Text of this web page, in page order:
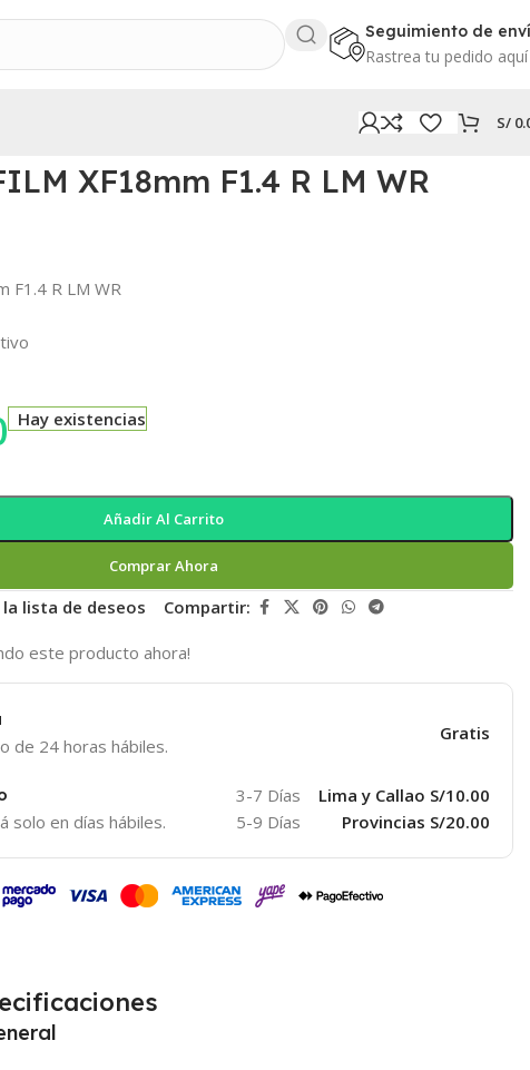
Seguimiento de
Rastrea tu pedido aquí
S/
XF18mm F1.4 R LM WR
F1.4 R LM WR
Hay existencias
Añadir Al Carrito
Comprar Ahora
lista de deseos Compartir:
este producto ahora!
de 24 horas hábiles.
Gratis
solo en días hábiles.
3-7 Días
5-9 Días
Lima y Callao S/10.00
Provincias S/20.00